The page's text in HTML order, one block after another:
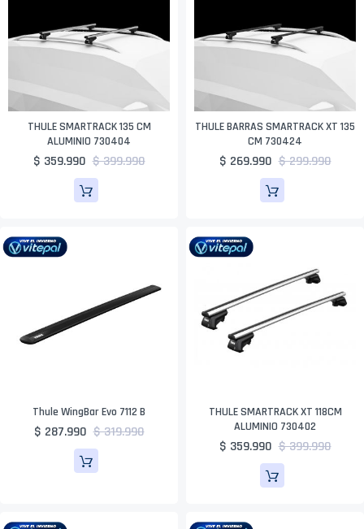
THULE SMARTRACK 135 CM
ALUMINIO 730404
$ 359.990 $ 399.990
THULE BARRAS SMARTRACK XT 135
CM 730424
$ 269.990 $ 299.990
Thule WingBar Evo 7112 B
$ 287.990 $ 319.990
THULE SMARTRACK XT 118CM
ALUMINIO 730402
$ 359.990 $ 399.990